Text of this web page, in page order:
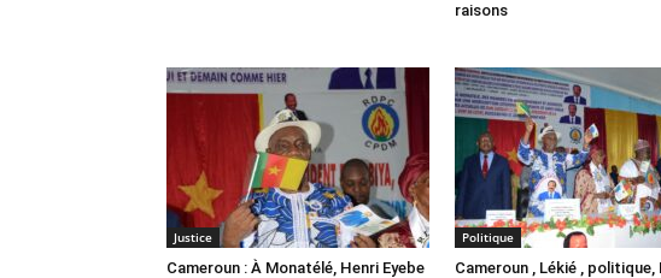
raisons
Justice
Cameroun : À Monatélé, Henri Eyebe
Politique
Cameroun , Lékié , politique,